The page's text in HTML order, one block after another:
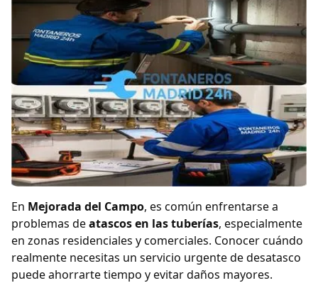
En Mejorada del Campo, es común enfrentarse a
problemas deatascos en las tuberías, especialmente
en zonas residenciales y comerciales. Conocer cuándo
realmente necesitas un servicio urgente de desatasco
puede ahorrarte tiempo y evitar daños mayores.